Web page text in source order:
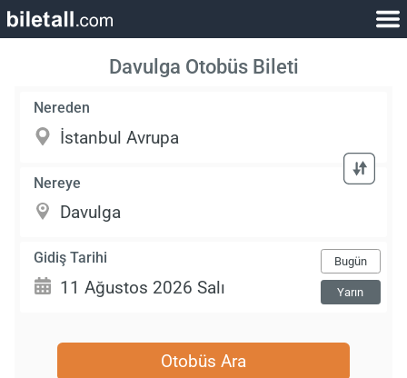
Davulga Otobüs Bileti
Nereden
Nereye
Gidiş Tarihi Bugün
Yarın
Otobüs Ara